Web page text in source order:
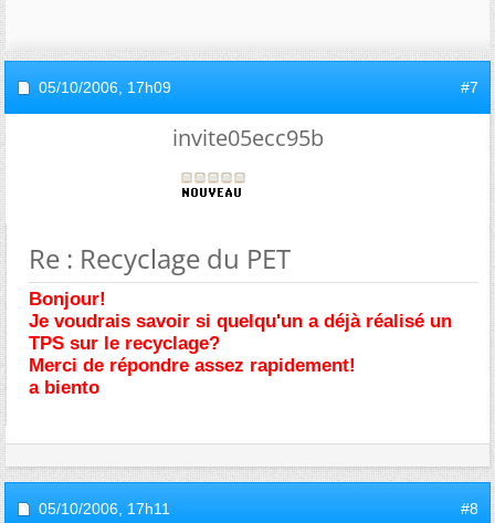
05/10/2006, 17h09 #7
invite05ecc95b
Re : Recyclage du PET
Bonjour!
Je voudrais savoir si quelqu'un a déjà réalisé un
TPS sur le recyclage?
Merci de répondre assez rapidement!
a biento
05/10/2006, 17h11 #8